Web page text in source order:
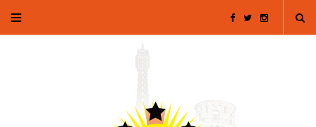
F T I